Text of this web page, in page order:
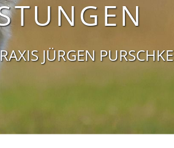
JÜRGEN PURSCHKE